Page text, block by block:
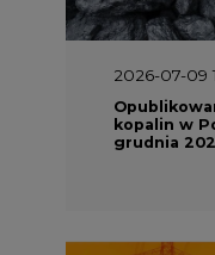
kopalin w